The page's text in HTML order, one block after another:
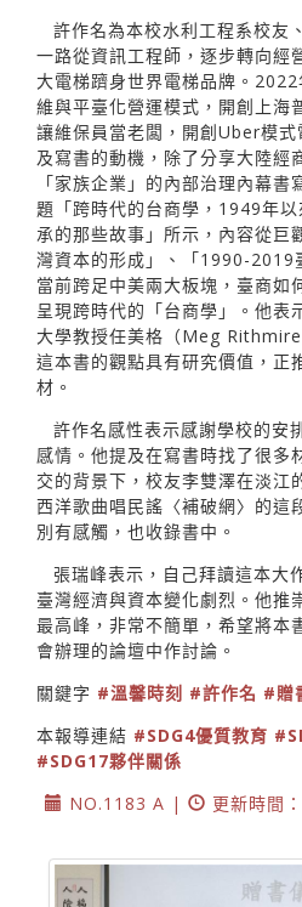
許作名為本校水利工程系校友
一路從資訊工程師，逐步轉向經
大電梯躋身世界電梯品牌。
維與平臺化營運模式，開創上海
讓維保員當老闆，開創Uber模
及寫書的動機，除了分享大陸經
「家族企業」的內部治理內幕
題「跨時代的台商學，1949年
承的那些故事」所示，內容從巨
灣資本的形成」、「1990-2019
當前跨足中美兩大板塊，臺商如
呈現跨時代的「台商學」。他表
大學教授任美格（Meg
這本書的觀點具有研究價值，正
材。
許作名感性表示感謝學校的安
感情。他提及在寫書時找了很多
交的背景下，校友李雙澤在淡江
西洋歌曲唱民謠〈補破網〉的這
別有感觸，也收錄書中。
張瑞峰表示，自己拜讀這本大
臺灣經濟與資本變化劇烈。他推
最高峰，非常不簡單，希望將本
會辦理的論壇中作討論。
關鍵字 #溫馨時刻 #許作名 #贈
本報導連結 #SDG4優質教育
#SDG17夥伴關係
NO.1183 A |
更新時間